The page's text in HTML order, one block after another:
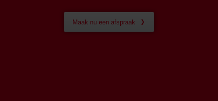
Maak nu een afspraak